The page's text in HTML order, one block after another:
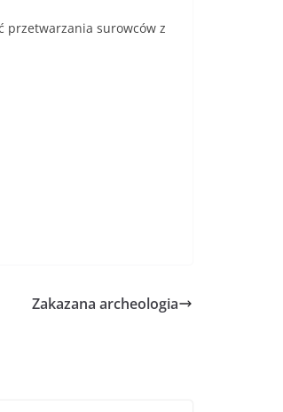
przetwarzania surowców z
Zakazana archeologia